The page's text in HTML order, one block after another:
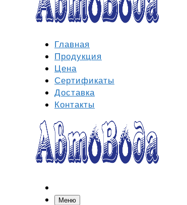
Главная
Продукция
Цена
Сертификаты
Доставка
Контакты
Меню